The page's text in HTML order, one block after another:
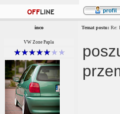
inco Temat postu: Re:
VW Zone Papla